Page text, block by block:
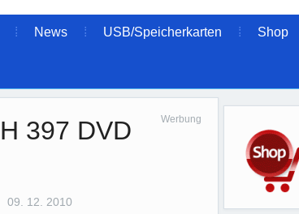
News USB/Speicherkarten Shop
397 DVD
Werbung
09. 12. 2010